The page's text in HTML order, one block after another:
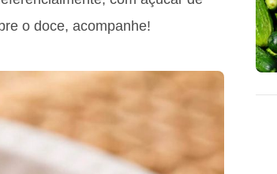
o doce, acompanhe!